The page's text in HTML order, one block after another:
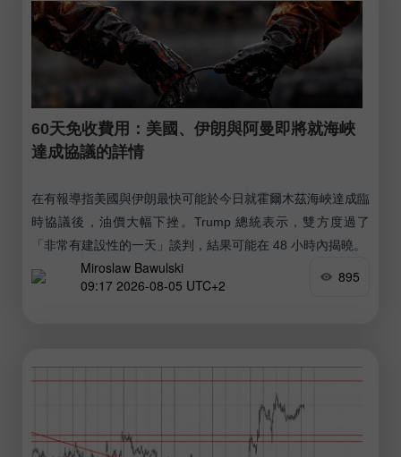
60天免收費用：美國、伊朗與阿曼即將就海峽
達成協議的詳情
在有報導指美國與伊朗最快可能於今日就霍爾木茲海峽達成臨
時協議後，油價大幅下挫。Trump 總統表示，雙方度過了
「非常有建設性的一天」談判，結果可能在 48 小時內揭曉。
Miroslaw Bawulski
09:17 2026-08-05 UTC+2
895